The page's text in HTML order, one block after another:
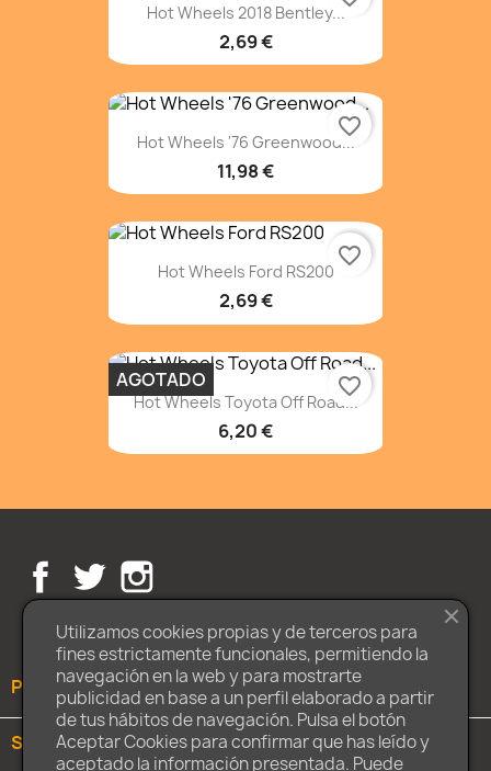
Hot Wheels 2018 Bentley...
2,69 €
Hot Wheels '76 Greenwood...
11,98 €
favorite_border
Hot Wheels Ford RS200
2,69 €
favorite_border
Hot Wheels Toyota Off Road...
6,20 €
AGOTADO favorite_border
Facebook
Twitter
PRODUCTOS
SOBRE NOSOTROS
Utilizamos cookies propias y de terceros para
fines estrictamente funcionales, permitiendo la
navegación en la web y para mostrarte
publicidad en base a un perfil elaborado a partir
de tus hábitos de navegación. Pulsa el botón
Aceptar Cookies para confirmar que has leído y
aceptado la información presentada. Puede